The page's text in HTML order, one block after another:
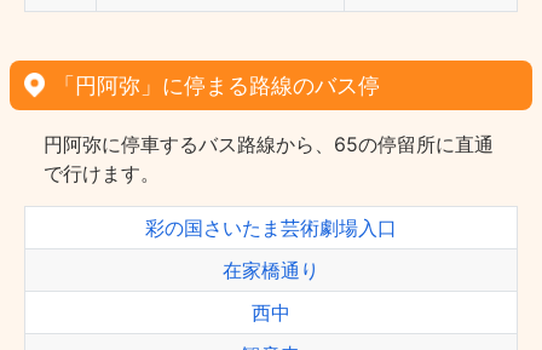
「円阿弥」に停まる路線のバス停
円阿弥に停車するバス路線から、65の停留所に直通
で行けます。
彩の国さいたま芸術劇場入口
在家橋通り
西中